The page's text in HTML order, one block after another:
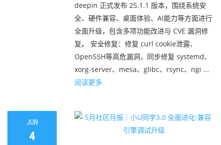
deepin 正式发布 25.1.1 版本，围绕系统安
全、硬件兼容、桌面体验、AI能力等方面进行
全面升级，包含多项功能改进与 CVE 漏洞修
复。 安全修复：修复 curl cookie泄露、
OpenSSH等高危漏洞，同步修复 systemd、
xorg-server、mesa、glibc、rsync、ngi ...
阅读更多
JUN
4